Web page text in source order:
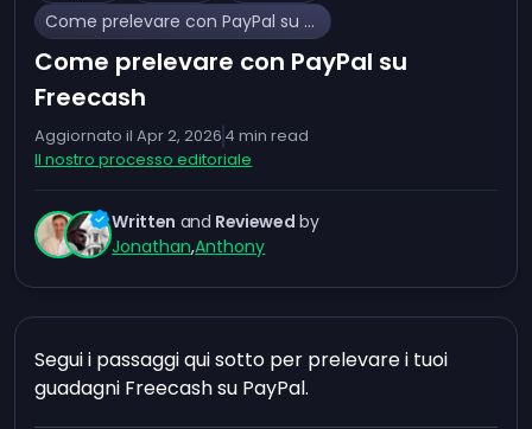
Come prelevare con PayPal su Freecash
Come prelevare con PayPal su
Freecash
Aggiornato il Apr 2, 2026 4 min read
Il nostro processo editoriale
Written and Reviewed by
Jonathan,Anthony
Segui i passaggi qui sotto per prelevare i tuoi
guadagni Freecash su PayPal.